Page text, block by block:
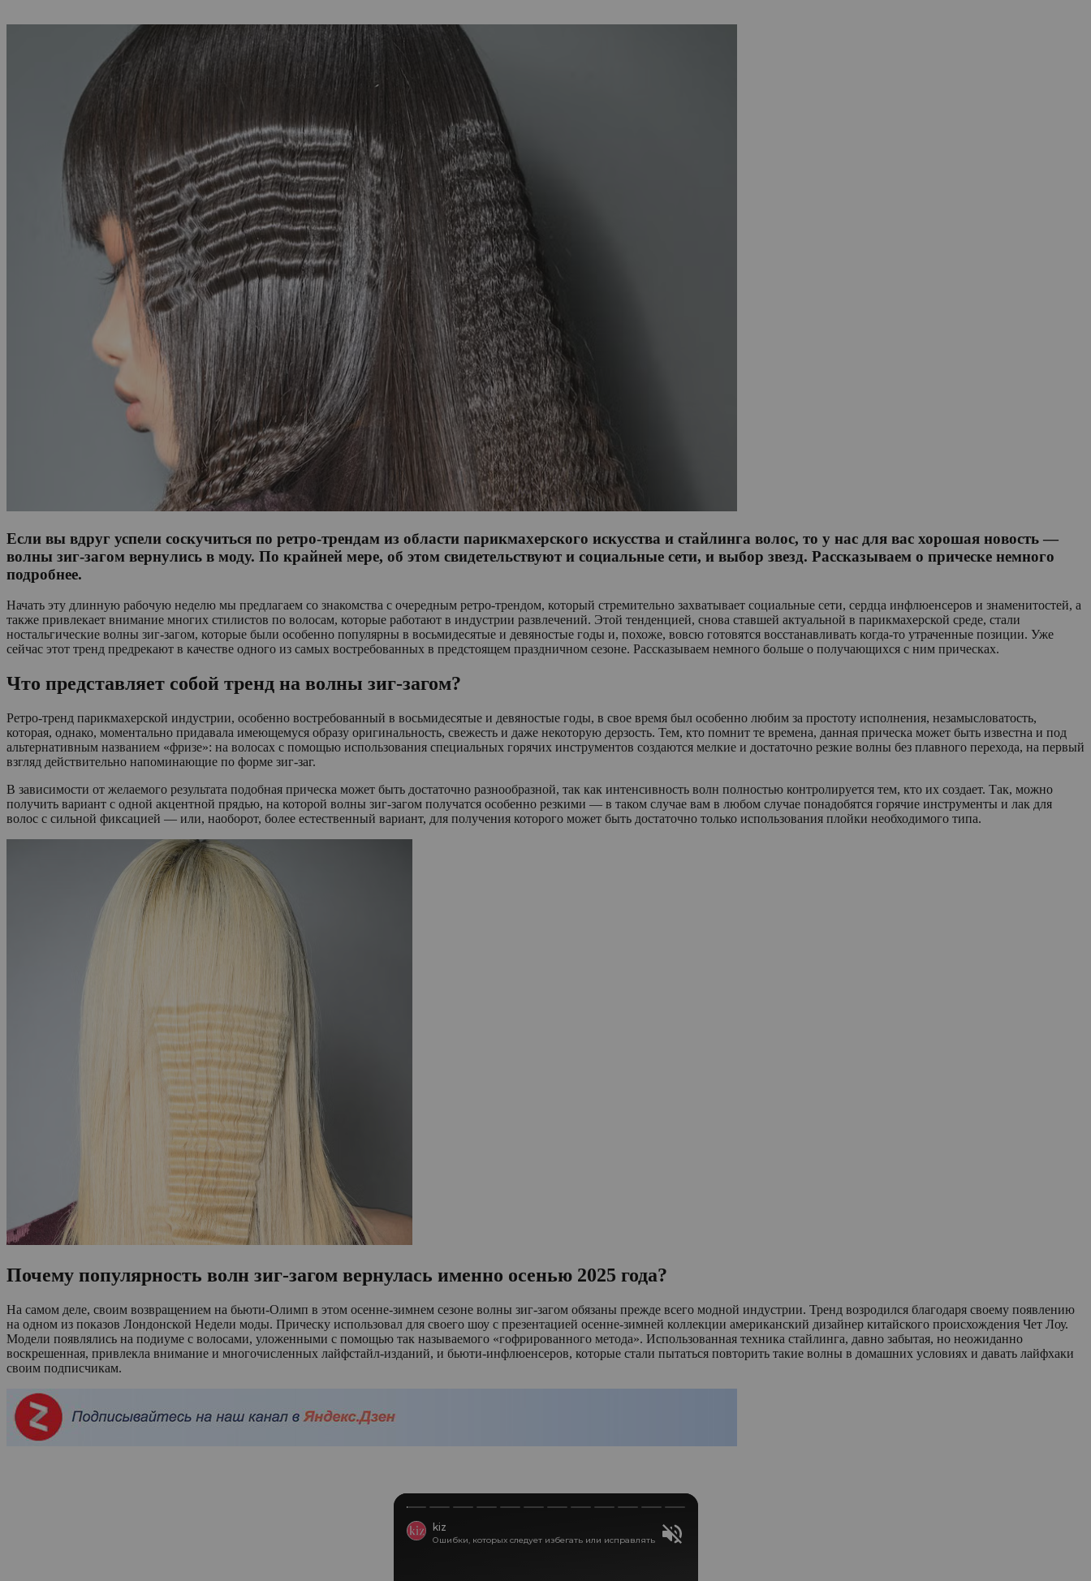
Если вы вдруг успели соскучиться по ретро-трендам из области парикмахерского искусства и стайлинга волос, то у нас для вас хорошая новость —
волны зиг-загом вернулись в моду. По крайней мере, об этом свидетельствуют и социальные сети, и выбор звезд. Рассказываем о прическе немного
подробнее.
Начать эту длинную рабочую неделю мы предлагаем со знакомства с очередным ретро-трендом, который стремительно захватывает социальные сети, сердца инфлюенсеров и знаменитостей, а
также привлекает внимание многих стилистов по волосам, которые работают в индустрии развлечений. Этой тенденцией, снова ставшей актуальной в парикмахерской среде, стали
ностальгические волны зиг-загом, которые были особенно популярны в восьмидесятые и девяностые годы и, похоже, вовсю готовятся восстанавливать когда-то утраченные позиции. Уже
сейчас этот тренд предрекают в качестве одного из самых востребованных в предстоящем праздничном сезоне. Рассказываем немного больше о получающихся с ним прическах.
Что представляет собой тренд на волны зиг-загом?
Ретро-тренд парикмахерской индустрии, особенно востребованный в восьмидесятые и девяностые годы, в свое время был особенно любим за простоту исполнения, незамысловатость,
которая, однако, моментально придавала имеющемуся образу оригинальность, свежесть и даже некоторую дерзость. Тем, кто помнит те времена, данная прическа может быть известна и под
альтернативным названием «фризе»: на волосах с помощью использования специальных горячих инструментов создаются мелкие и достаточно резкие волны без плавного перехода, на первый
взгляд действительно напоминающие по форме зиг-заг.
В зависимости от желаемого результата подобная прическа может быть достаточно разнообразной, так как интенсивность волн полностью контролируется тем, кто их создает. Так, можно
получить вариант с одной акцентной прядью, на которой волны зиг-загом получатся особенно резкими — в таком случае вам в любом случае понадобятся горячие инструменты и лак для
волос с сильной фиксацией — или, наоборот, более естественный вариант, для получения которого может быть достаточно только использования плойки необходимого типа.
Почему популярность волн зиг-загом вернулась именно осенью 2025 года?
На самом деле, своим возвращением на бьюти-Олимп в этом осенне-зимнем сезоне волны зиг-загом обязаны прежде всего модной индустрии. Тренд возродился благодаря своему появлению
на одном из показов Лондонской Недели моды. Прическу использовал для своего шоу с презентацией осенне-зимней коллекции американский дизайнер китайского происхождения Чет Лоу.
Модели появлялись на подиуме с волосами, уложенными с помощью так называемого «гофрированного метода». Использованная техника стайлинга, давно забытая, но неожиданно
воскрешенная, привлекла внимание и многочисленных лайфстайл-изданий, и бьюти-инфлюенсеров, которые стали пытаться повторить такие волны в домашних условиях и давать лайфхаки
своим подписчикам.